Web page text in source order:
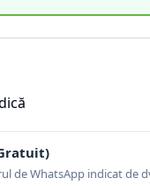
de WhatsApp indicat de